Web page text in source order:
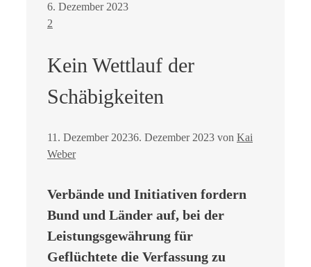
6. Dezember 2023
2
Kein Wettlauf der
Schäbigkeiten
11. Dezember 20236. Dezember 2023 von Kai
Weber
Verbände und Initiativen fordern
Bund und Länder auf, bei der
Leistungsgewährung für
Geflüchtete die Verfassung zu